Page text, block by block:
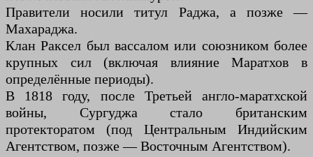
Правители носили титул Раджа, а позже —
Махараджа.
Клан Раксел был вассалом или союзником более
крупных сил (включая влияние Маратхов в
определённые периоды).
В 1818 году, после Третьей англо-маратхской
войны, Сургуджа стало британским
протекторатом (под Центральным Индийским
Агентством, позже — Восточным Агентством).